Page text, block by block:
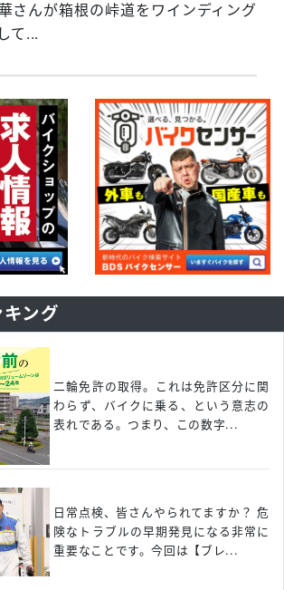
さんが箱根の峠道をワインディング
て...
ング
二輪免許の取得。これは免許区分に関
わらず、バイクに乗る、という意志の
表れである。つまり、この数字...
日常点検、皆さんやられてますか？ 危
険なトラブルの早期発見になる非常に
重要なことです。今回は【ブレ...